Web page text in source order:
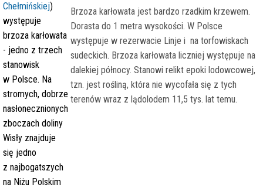
Chełmińskiej)
występuje
brzoza karłowata
- jedno z trzech
stanowisk
w Polsce. Na
stromych, dobrze
nasłonecznionych
zboczach doliny
Wisły znajduje
się jedno
z najbogatszych
na Niżu Polskim
Brzoza karłowata jest bardzo rzadkim krzewem.
Dorasta do 1 metra wysokości. W Polsce
występuje w rezerwacie Linje i na torfowiskach
sudeckich. Brzoza karłowata liczniej występuje na
dalekiej północy. Stanowi relikt epoki lodowcowej,
tzn. jest rośliną, która nie wycofała się z tych
terenów wraz z lądolodem 11,5 tys. lat temu.